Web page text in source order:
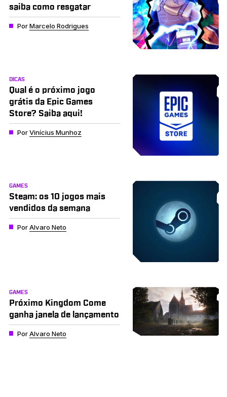
saiba como resgatar
PorMarcelo Rodrigues
DICAS
Qual é o próximo jogo
grátis da Epic Games
Store? Saiba aqui!
PorVinícius Munhoz
GAMES
Steam: os 10 jogos mais
vendidos da semana
PorAlvaro Neto
GAMES
Próximo Kingdom Come
ganha janela de lançamento
PorAlvaro Neto